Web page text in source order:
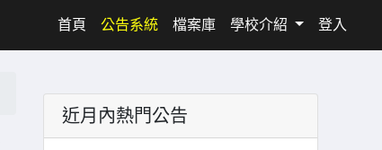
首頁 (current)
公告系統 檔案庫 學校介紹 登入
近月內熱門公告